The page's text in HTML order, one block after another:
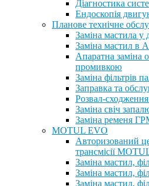
Діагностика
Ендоскопія
Планове технічне
Заміна мастила у
Заміна мастил в
Апаратна заміна
промивкою
Заміна фільтрів
Заправка та
Розвал-
Заміна свіч
Заміна ременя
MOTUL EVO
Авторизований
трансмісії
Заміна мастил,
Заміна мастил,
Заміна мастил,